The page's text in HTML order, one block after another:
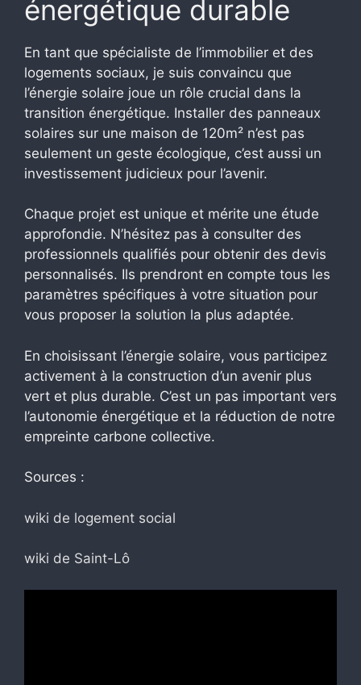
énergétique durable
En tant que spécialiste de l’immobilier et des
logements sociaux, je suis convaincu que
l’énergie solaire joue un rôle crucial dans la
transition énergétique. Installer des panneaux
solaires sur une maison de 120m² n’est pas
seulement un geste écologique, c’est aussi un
investissement judicieux pour l’avenir.
Chaque projet est unique et mérite une étude
approfondie. N’hésitez pas à consulter des
professionnels qualifiés pour obtenir des devis
personnalisés. Ils prendront en compte tous les
paramètres spécifiques à votre situation pour
vous proposer la solution la plus adaptée.
En choisissant l’énergie solaire, vous participez
activement à la construction d’un avenir plus
vert et plus durable. C’est un pas important vers
l’autonomie énergétique et la réduction de notre
empreinte carbone collective.
Sources :
wiki de logement social
wiki de Saint-Lô